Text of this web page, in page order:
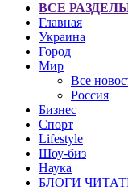
ВСЕ
Главная
Украина
Город
Мир
Все
Россия
Бизнес
Спорт
Lifestyle
Шоу-биз
Наука
БЛОГИ